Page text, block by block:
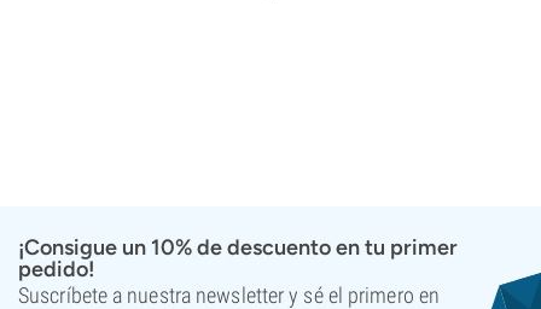
¡Consigue un 10% de descuento en tu primer
pedido!
Suscríbete a nuestra newsletter y sé el primero en